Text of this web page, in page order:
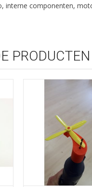
interne componenten,
PRODUCTEN